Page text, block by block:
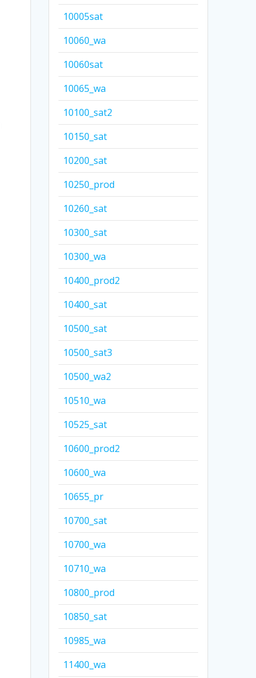
10005sat
10060_wa
10060sat
10065_wa
10100_sat2
10150_sat
10200_sat
10250_prod
10260_sat
10300_sat
10300_wa
10400_prod2
10400_sat
10500_sat
10500_sat3
10500_wa2
10510_wa
10525_sat
10600_prod2
10600_wa
10655_pr
10700_sat
10700_wa
10710_wa
10800_prod
10850_sat
10985_wa
11400_wa